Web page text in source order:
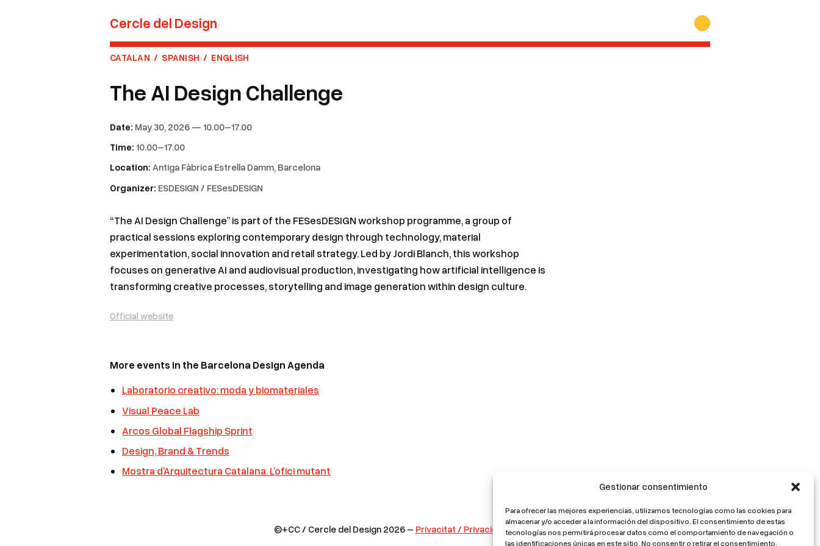
Gestionar consentimiento
Para ofrecer las mejores experiencias, utilizamos tecnologías como las cookies para
almacenar y/o acceder a la información del dispositivo. El consentimiento de estas
tecnologías nos permitirá procesar datos como el comportamiento de navegación o
las identificaciones únicas en este sitio. No consentir o retirar el consentimiento,
Cercle del Design
CATALAN / SPANISH / ENGLISH
The AI Design Challenge
Date: May 30, 2026 — 10.00–17.00
Time: 10.00–17.00
Location: Antiga Fàbrica Estrella Damm, Barcelona
Organizer: ESDESIGN / FESesDESIGN
“The AI Design Challenge” is part of the FESesDESIGN workshop programme, a group of
practical sessions exploring contemporary design through technology, material
experimentation, social innovation and retail strategy. Led by Jordi Blanch, this workshop
focuses on generative AI and audiovisual production, investigating how artificial intelligence is
transforming creative processes, storytelling and image generation within design culture.
Official website
More events in the Barcelona Design Agenda
Laboratorio creativo: moda y biomateriales
Visual Peace Lab
Arcos Global Flagship Sprint
Design, Brand & Trends
Mostra d’Arquitectura Catalana. L’ofici mutant
©+CC / Cercle del Design 2026 – Privacitat / Privacidad / Privacy